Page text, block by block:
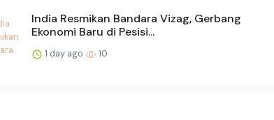
India Resmikan Bandara Vizag, Gerbang
Ekonomi Baru di Pesisi...
1 day ago 10